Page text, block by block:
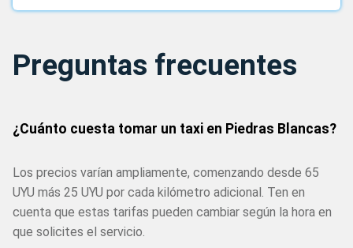
Preguntas frecuentes
¿Cuánto cuesta tomar un taxi en Piedras Blancas?
Los precios varían ampliamente, comenzando desde 65
UYU más 25 UYU por cada kilómetro adicional. Ten en
cuenta que estas tarifas pueden cambiar según la hora en
que solicites el servicio.